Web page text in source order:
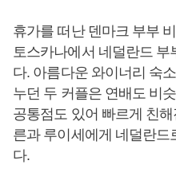
휴가를 떠난 덴마크 부부
토스카나에서 네덜란드 부
다. 아름다운 와이너리 숙
누던 두 커플은 연배도 비
공통점도 있어 빠르게 친
른과 루이세에게 네덜란
다.